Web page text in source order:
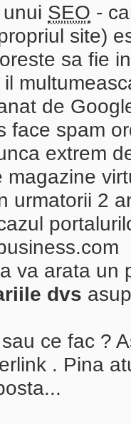
SEO -
site)
sa fie
de
face spam
extrem
magazine
urmatorii 2
va arata un
dvs
ce fac ?
. Pina